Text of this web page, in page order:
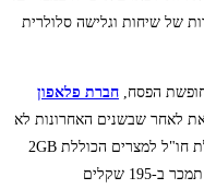
של שיחות וגלישה סלולרית
הפסח, חברת פלאפון
לאחר שבשנים האחרונות לא
היה פתרון תקשורת נוח לנופשים במדינה. חבילת חו"ל למצרים הכוללת 2GB